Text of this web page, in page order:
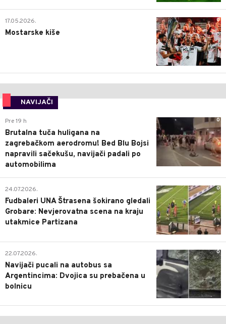
0
17.05.2026.
Mostarske kiše
NAVIJAČI
0
Pre 19 h
Brutalna tuča huligana na
zagrebačkom aerodromu! Bed Blu Bojsi
napravili sačekušu, navijači padali po
automobilima
0
24.07.2026.
Fudbaleri UNA Štrasena šokirano gledali
Grobare: Nevjerovatna scena na kraju
utakmice Partizana
0
22.07.2026.
Navijači pucali na autobus sa
Argentincima: Dvojica su prebačena u
bolnicu